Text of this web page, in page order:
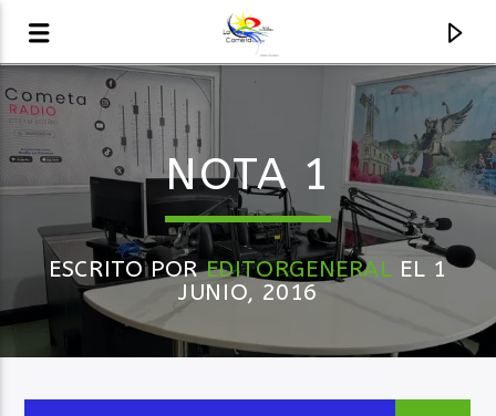
AUDIO EN VIVO
LA COMETA, SEÑALES A CIELO ABIERTO
NOTA 1
ESCRITO POREDITORGENERAL EL 1
JUNIO, 2016